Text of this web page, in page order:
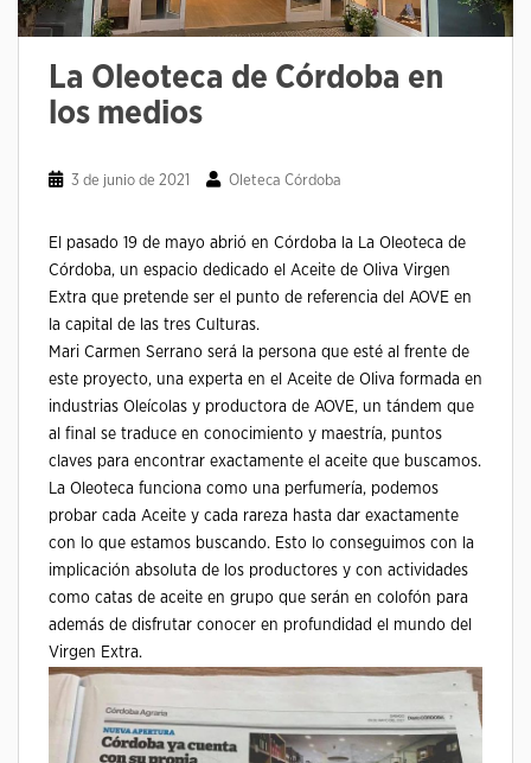
La Oleoteca de Córdoba en
los medios
3 de junio de 2021 Oleteca Córdoba
El pasado 19 de mayo abrió en Córdoba la La Oleoteca de
Córdoba, un espacio dedicado el Aceite de Oliva Virgen
Extra que pretende ser el punto de referencia del AOVE en
la capital de las tres Culturas.
Mari Carmen Serrano será la persona que esté al frente de
este proyecto, una experta en el Aceite de Oliva formada en
industrias Oleícolas y productora de AOVE, un tándem que
al final se traduce en conocimiento y maestría, puntos
claves para encontrar exactamente el aceite que buscamos.
La Oleoteca funciona como una perfumería, podemos
probar cada Aceite y cada rareza hasta dar exactamente
con lo que estamos buscando. Esto lo conseguimos con la
implicación absoluta de los productores y con actividades
como catas de aceite en grupo que serán en colofón para
además de disfrutar conocer en profundidad el mundo del
Virgen Extra.